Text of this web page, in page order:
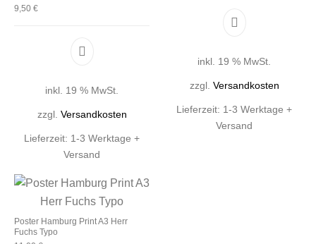
Gutscheine
9,50 €
inkl. 19 % MwSt.
zzgl. Versandkosten
Lieferzeit: 1-3 Werktage +
Versand
inkl. 19 % MwSt.
zzgl. Versandkosten
Lieferzeit: 1-3 Werktage +
Versand
Poster Hamburg Print A3 Herr
Fuchs Typo